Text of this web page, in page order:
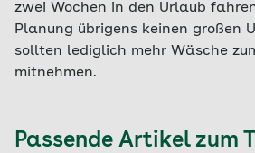
zwei Wochen in den Urlaub
Planung übrigens keinen großen
sollten lediglich mehr Wäsche
mitnehmen.
Passende Artikel zum